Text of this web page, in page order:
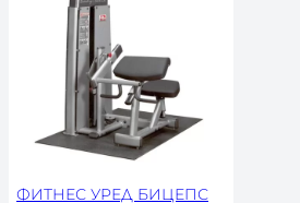
ФИТНЕС УРЕД БИЦЕПС